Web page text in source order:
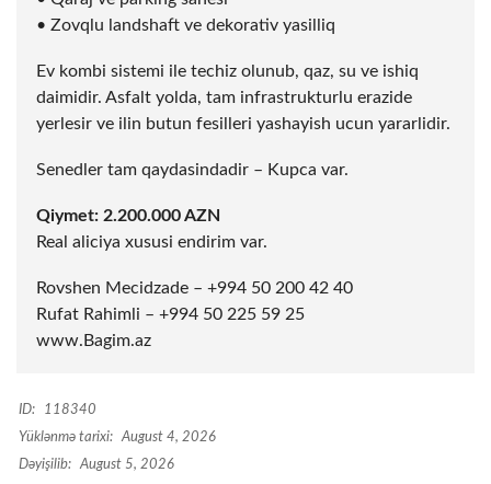
• Zovqlu landshaft ve dekorativ yasilliq
Ev kombi sistemi ile techiz olunub, qaz, su ve ishiq
daimidir. Asfalt yolda, tam infrastrukturlu erazide
yerlesir ve ilin butun fesilleri yashayish ucun yararlidir.
Senedler tam qaydasindadir – Kupca var.
Qiymet: 2.200.000 AZN
Real aliciya xususi endirim var.
Rovshen Mecidzade – +994 50 200 42 40
Rufat Rahimli – +994 50 225 59 25
www.Bagim.az
ID:
118340
Yüklənmə tarixi: August 4, 2026
Dəyişilib: August 5, 2026